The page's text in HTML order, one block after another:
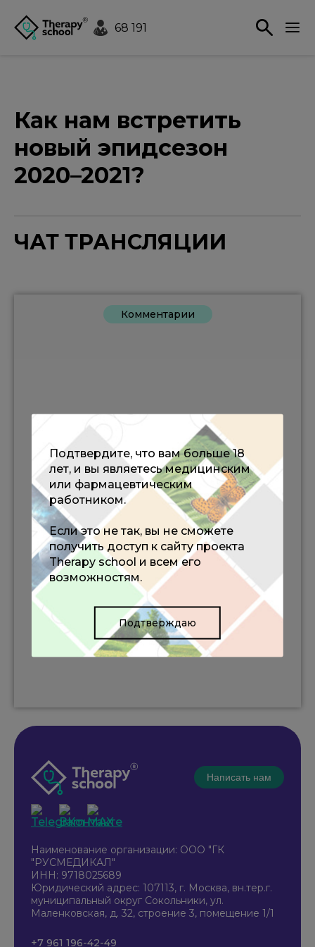
68 191
Как нам встретить
новый эпидсезон
2020–2021?
ЧАТ ТРАНСЛЯЦИИ
Комментарии
Написать нам
Наименование организации: ООО "ГК
"РУСМЕДИКАЛ"
ИНН: 9718025689
Юридический адрес: 107113, г. Москва, вн.тер.г.
муниципальный округ Сокольники, ул.
Маленковская, д. 32, строение 3, помещение 1/1
+7 961 196-42-49
Подтвердите, что вам больше 18
лет, и вы являетесь медицинским
или фармацевтическим
работником.
Если это не так, вы не сможете
получить доступ к сайту проекта
Therapy school и всем его
возможностям.
Подтверждаю